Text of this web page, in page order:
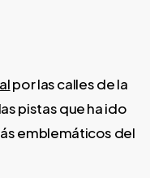
por las calles de la
pistas que ha ido
emblemáticos del